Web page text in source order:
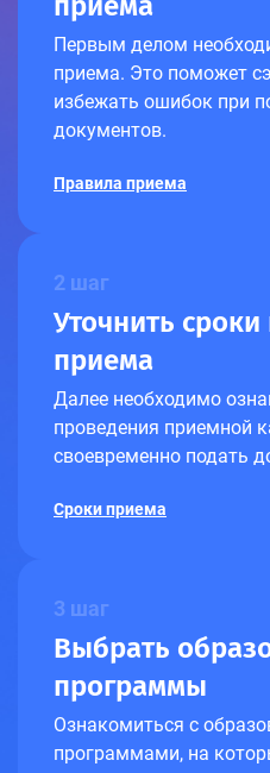
Первым делом
приема. Это поможет
избежать ошибок при
документов.
Правила приема
2 шаг
Уточнить
приема
Далее необходимо
проведения приемной
своевременно подать
Сроки приема
3 шаг
Выбрать
программы
Ознакомиться с
программами, на